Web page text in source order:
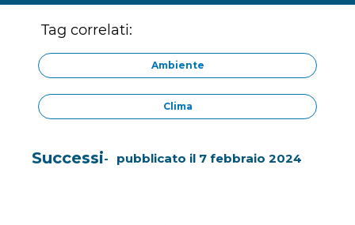
Tag correlati:
Ambiente
Clima
Successi pubblicato il 7 febbraio 2024